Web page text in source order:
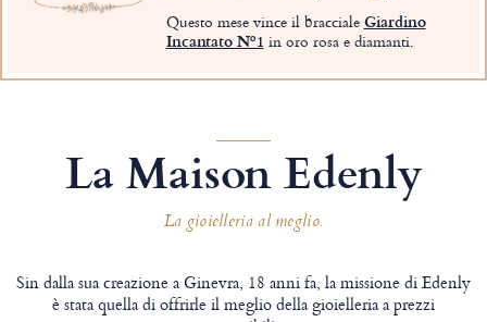
Questo mese vince il braccialeGiardino
Incantato Nº1 in oro rosa e diamanti.
La Maison Edenly
La gioielleria al meglio.
Sin dalla sua creazione a Ginevra, 18 anni fa, la missione di Edenly
è stata quella di offrirle il meglio della gioielleria a prezzi